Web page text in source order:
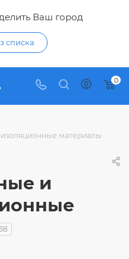
Ваш город
списка
Гидропромтехника 0
материалы
и